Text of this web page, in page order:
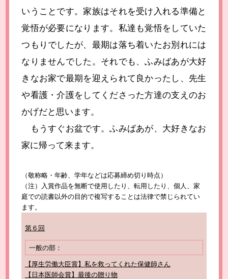
いうことです。家族はそれを受け入れる準備と
覚悟が必要になります。私達も覚悟をしていた
つもりでしたが、最期は落ち着いたお別れには
なりませんでした。それでも、ふみばあが大好
きなお家で最期を迎えられて良かったし、先生
や看護・介護をしてくださった方達の支えのお
かげだと思います。
もうすぐお盆です。ふみばあが、大好きなお
家に帰って来ます。
（敬称略・年齢、学年などは応募締め切り時点）
（注）入賞作品を無断で使用したり、転用したり、個人、家
庭での読書以外の目的で複写することは法律で禁じられてい
ます。
第６回
一般の部：
【厚生労働大臣賞】私を救ってくれた保健師さん
【日本医師会賞】最後の贈り物